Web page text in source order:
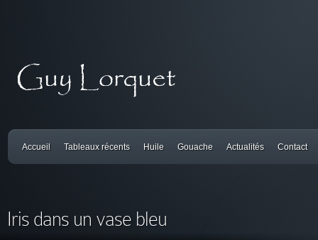
Accueil Tableaux récents Huile Gouache Actualités Contact
Iris dans un vase bleu